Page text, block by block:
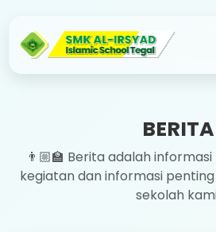
BERITA
👨🏼‍🏫 Berita adalah
kegiatan dan informasi
sekolah